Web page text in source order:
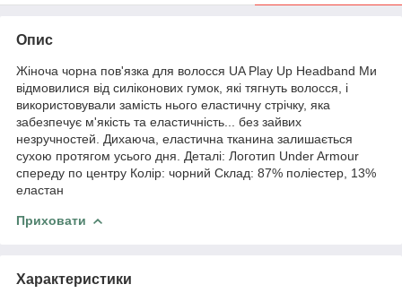
Опис
Жіноча чорна пов'язка для волосся UA Play Up Headband Ми
відмовилися від силіконових гумок, які тягнуть волосся, і
використовували замість нього еластичну стрічку, яка
забезпечує м'якість та еластичність... без зайвих
незручностей. Дихаюча, еластична тканина залишається
сухою протягом усього дня. Деталі: Логотип Under Armour
спереду по центру Колір: чорний Склад: 87% поліестер, 13%
еластан
Приховати
Характеристики